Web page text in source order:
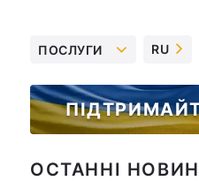
ПОСЛУГИ RU
ОСТАННІ